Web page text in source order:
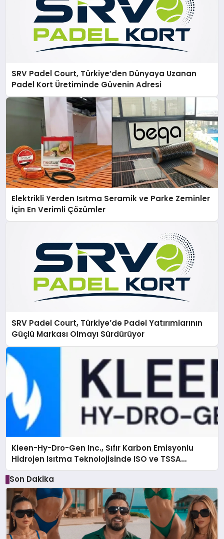
SRV Padel Court, Türkiye’den Dünyaya Uzanan
Padel Kort Üretiminde Güvenin Adresi
Elektrikli Yerden Isıtma Seramik ve Parke Zeminler
İçin En Verimli Çözümler
SRV Padel Court, Türkiye’de Padel Yatırımlarının
Güçlü Markası Olmayı Sürdürüyor
Kleen-Hy-Dro-Gen Inc., Sıfır Karbon Emisyonlu
Hidrojen Isıtma Teknolojisinde ISO ve TSSA
Düzenleyici Onaylarını Aldı
Son Dakika